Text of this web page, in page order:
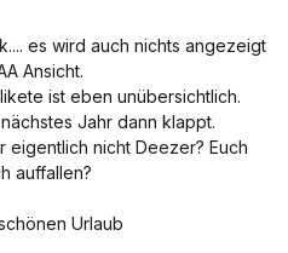
es wird auch nichts angezeigt
Ansicht.
ist eben unübersichtlich.
Jahr dann klappt.
eigentlich nicht Deezer? Euch
auffallen?
Urlaub